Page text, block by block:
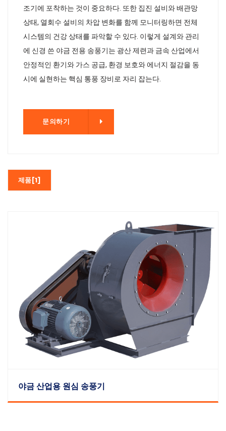
조기에 포착하는 것이 중요하다. 또한 집진 설비와 배관망
상태, 열회수 설비의 차압 변화를 함께 모니터링하면 전체
시스템의 건강 상태를 파악할 수 있다. 이렇게 설계와 관리
에 신경 쓴 야금 전용 송풍기는 광산 제련과 금속 산업에서
안정적인 환기와 가스 공급, 환경 보호와 에너지 절감을 동
시에 실현하는 핵심 통풍 장비로 자리 잡는다.
문의하기
제품[1]
야금 산업용 원심 송풍기